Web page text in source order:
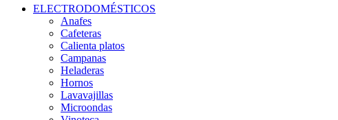
ELECTRODOMÉSTICOS
Anafes
Cafeteras
Calienta platos
Campanas
Heladeras
Hornos
Lavavajillas
Microondas